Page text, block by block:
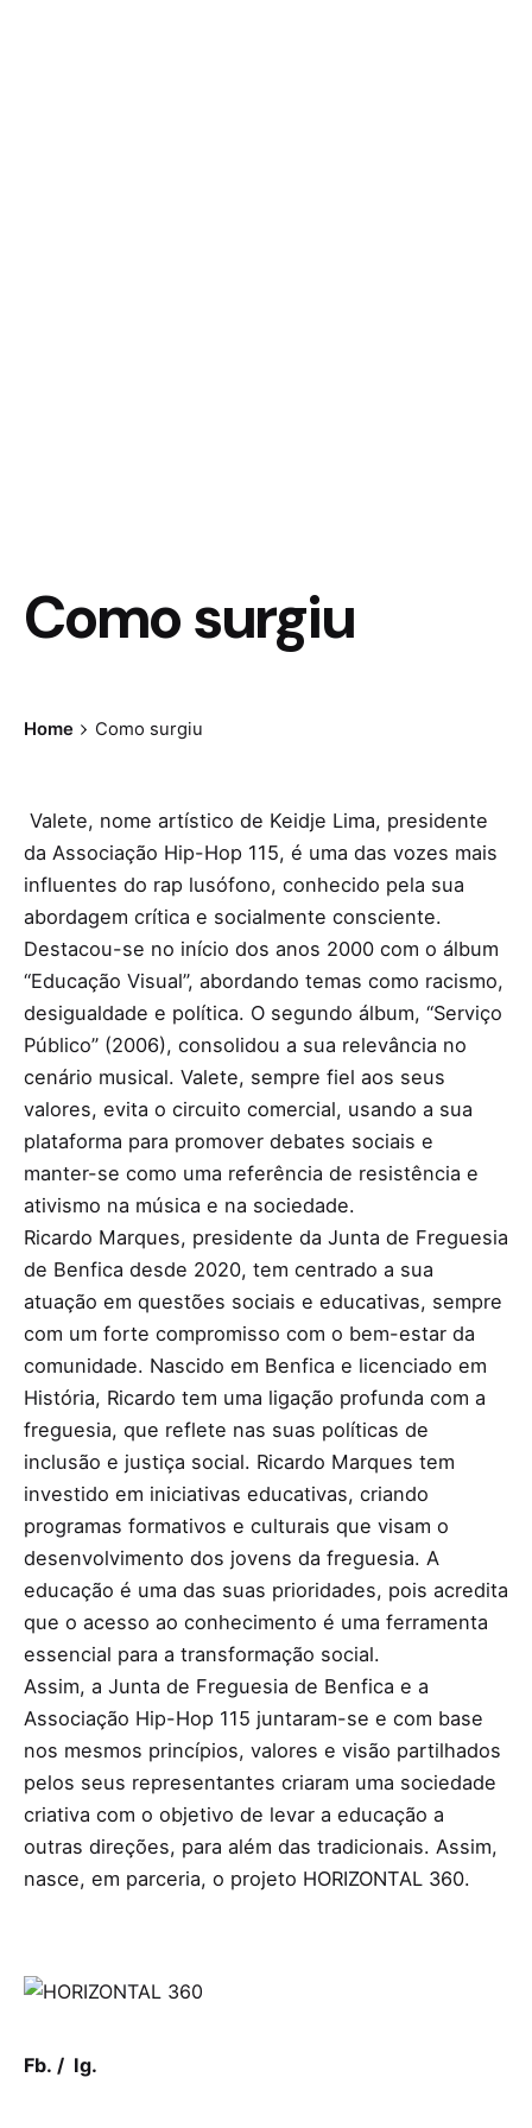
Como surgiu
Home Como surgiu
Valete, nome artístico de Keidje Lima, presidente
da Associação Hip-Hop 115, é uma das vozes mais
influentes do rap lusófono, conhecido pela sua
abordagem crítica e socialmente consciente.
Destacou-se no início dos anos 2000 com o álbum
“Educação Visual”, abordando temas como racismo,
desigualdade e política. O segundo álbum, “Serviço
Público” (2006), consolidou a sua relevância no
cenário musical. Valete, sempre fiel aos seus
valores, evita o circuito comercial, usando a sua
plataforma para promover debates sociais e
manter-se como uma referência de resistência e
ativismo na música e na sociedade.
Ricardo Marques, presidente da Junta de Freguesia
de Benfica desde 2020, tem centrado a sua
atuação em questões sociais e educativas, sempre
com um forte compromisso com o bem-estar da
comunidade. Nascido em Benfica e licenciado em
História, Ricardo tem uma ligação profunda com a
freguesia, que reflete nas suas políticas de
inclusão e justiça social. Ricardo Marques tem
investido em iniciativas educativas, criando
programas formativos e culturais que visam o
desenvolvimento dos jovens da freguesia. A
educação é uma das suas prioridades, pois acredita
que o acesso ao conhecimento é uma ferramenta
essencial para a transformação social.
Assim, a Junta de Freguesia de Benfica e a
Associação Hip-Hop 115 juntaram-se e com base
nos mesmos princípios, valores e visão partilhados
pelos seus representantes criaram uma sociedade
criativa com o objetivo de levar a educação a
outras direções, para além das tradicionais. Assim,
nasce, em parceria, o projeto HORIZONTAL 360.
Fb. / Ig.